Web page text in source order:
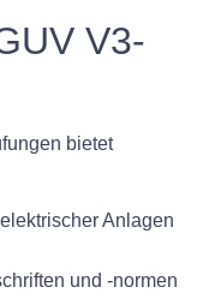
V3-
bietet
Anlagen
und -normen